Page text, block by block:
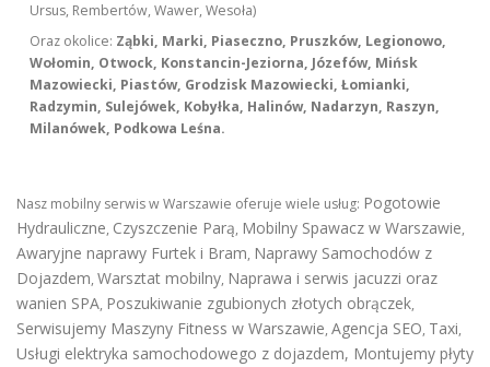
Ursus, Rembertów, Wawer, Wesoła)
Oraz okolice: Ząbki, Marki, Piaseczno, Pruszków, Legionowo,
Wołomin, Otwock, Konstancin-Jeziorna, Józefów, Mińsk
Mazowiecki, Piastów, Grodzisk Mazowiecki, Łomianki,
Radzymin, Sulejówek, Kobyłka, Halinów, Nadarzyn, Raszyn,
Milanówek, Podkowa Leśna.
Nasz mobilny serwis w Warszawie oferuje wiele usług: Pogotowie
Hydrauliczne, Czyszczenie Parą, Mobilny Spawacz w Warszawie,
Awaryjne naprawy Furtek i Bram, Naprawy Samochodów z
Dojazdem, Warsztat mobilny, Naprawa i serwis jacuzzi oraz
wanien SPA, Poszukiwanie zgubionych złotych obrączek,
Serwisujemy Maszyny Fitness w Warszawie, Agencja SEO, Taxi,
Usługi elektryka samochodowego z dojazdem, Montujemy płyty